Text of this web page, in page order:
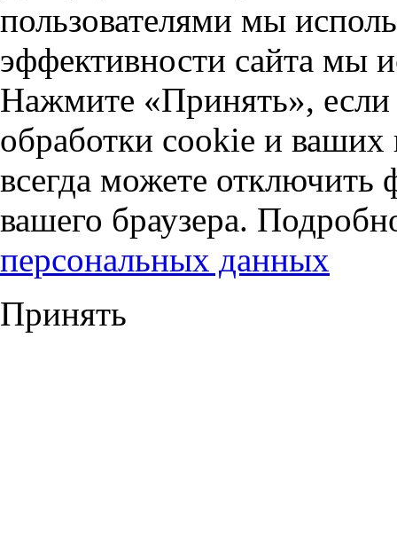
пользователями мы
эффективности сайта мы
Нажмите «Принять», если
обработки cookie и
всегда можете отключить
вашего браузера.
персональных данных
Принять